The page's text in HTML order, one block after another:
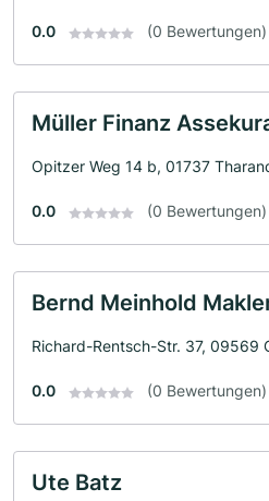
0.0 (0 Bewertungen)
Müller Finanz
Opitzer Weg 14 b, 01737
0.0 (0 Bewertungen)
Bernd Meinhold
Richard-Rentsch-Str. 37, 09569
0.0 (0 Bewertungen)
Ute Batz